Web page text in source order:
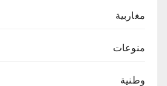
مغاربية
منوعات
وطنية